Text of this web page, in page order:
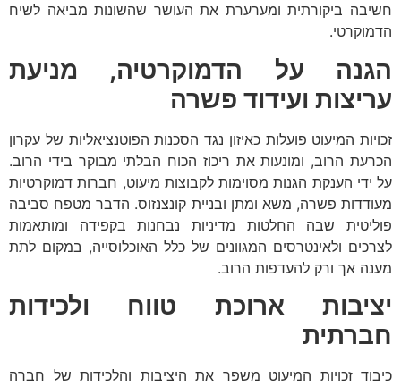
חשיבה ביקורתית ומערערת את העושר שהשונות מביאה לשיח
הדמוקרטי.
הגנה על הדמוקרטיה, מניעת
עריצות ועידוד פשרה
זכויות המיעוט פועלות כאיזון נגד הסכנות הפוטנציאליות של עקרון
הכרעת הרוב, ומונעות את ריכוז הכוח הבלתי מבוקר בידי הרוב.
על ידי הענקת הגנות מסוימות לקבוצות מיעוט, חברות דמוקרטיות
מעודדות פשרה, משא ומתן ובניית קונצנזוס. הדבר מטפח סביבה
פוליטית שבה החלטות מדיניות נבחנות בקפידה ומותאמות
לצרכים ולאינטרסים המגוונים של כלל האוכלוסייה, במקום לתת
מענה אך ורק להעדפות הרוב.
יציבות ארוכת טווח ולכידות
חברתית
כיבוד זכויות המיעוט משפר את היציבות והלכידות של חברה